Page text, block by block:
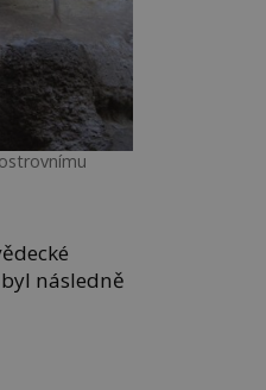
následně